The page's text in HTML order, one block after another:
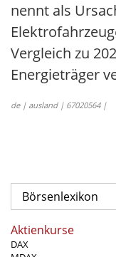
nennt als
Vergleich zu
Energieträger
de | ausland | 67020564 |
Börsenlexikon
Aktienkurse
DAX